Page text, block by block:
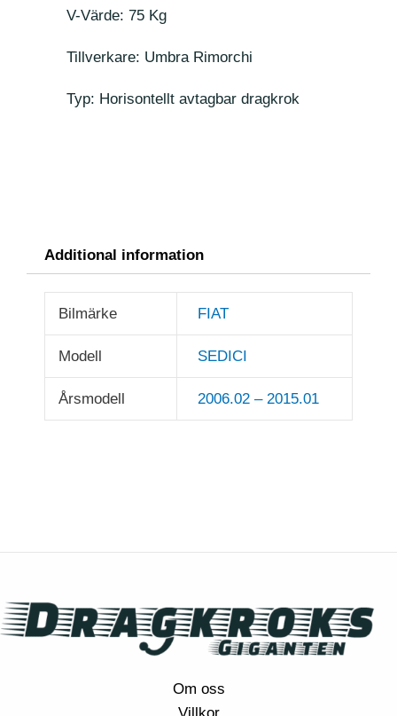
V-Värde: 75 Kg
Tillverkare: Umbra Rimorchi
Typ: Horisontellt avtagbar dragkrok
Additional information
Bilmärke FIAT
Modell SEDICI
Årsmodell 2006.02 – 2015.01
Om oss